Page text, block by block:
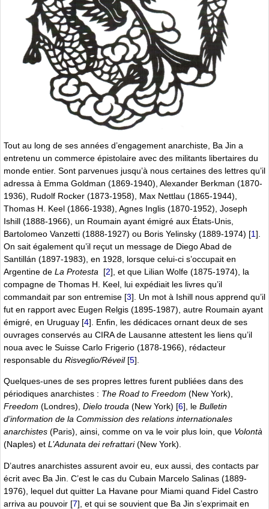
Tout au long de ses années d’engagement anarchiste, Ba Jin a
entretenu un commerce épistolaire avec des militants libertaires du
monde entier. Sont parvenues jusqu’à nous certaines des lettres qu’il
adressa à Emma Goldman (1869-1940), Alexander Berkman (1870-
1936), Rudolf Rocker (1873-1958), Max Nettlau (1865-1944),
Thomas H. Keel (1866-1938), Agnes Inglis (1870-1952), Joseph
Ishill (1888-1966), un Roumain ayant émigré aux États-Unis,
Bartolomeo Vanzetti (1888-1927) ou Boris Yelinsky (1889-1974) [1]
On sait également qu’il reçut un message de Diego Abad de
Santillán (1897-1983), en 1928, lorsque celui-ci s’occupait en
Argentine de La Protesta [2] , et que Lilian Wolfe (1875-1974), la
compagne de Thomas H. Keel, lui expédiait les livres qu’il
commandait par son entremise [3] . Un mot à Ishill nous apprend qu’il
fut en rapport avec Eugen Relgis (1895-1987), autre Roumain ayant
émigré, en Uruguay [4] . Enfin, les dédicaces ornant deux de ses
ouvrages conservés au CIRA de Lausanne attestent les liens qu’il
noua avec le Suisse Carlo Frigerio (1878-1966), rédacteur
responsable du Risveglio/Réveil[5]
Quelques-unes de ses propres lettres furent publiées dans des
périodiques anarchistes : The Road to Freedom (New York),
Freedom (Londres), Dielo trouda (New York) [6], le Bulletin
d’information de la Commission des relations internationales
anarchistes (Paris), ainsi, comme on va le voir plus loin, que Volontà
(Naples) et L’Adunata dei refrattari(New York).
D’autres anarchistes assurent avoir eu, eux aussi, des contacts par
écrit avec Ba Jin. C’est le cas du Cubain Marcelo Salinas (1889-
1976), lequel dut quitter La Havane pour Miami quand Fidel Castro
arriva au pouvoir [7] , et qui se souvient que Ba Jin s’exprimait en